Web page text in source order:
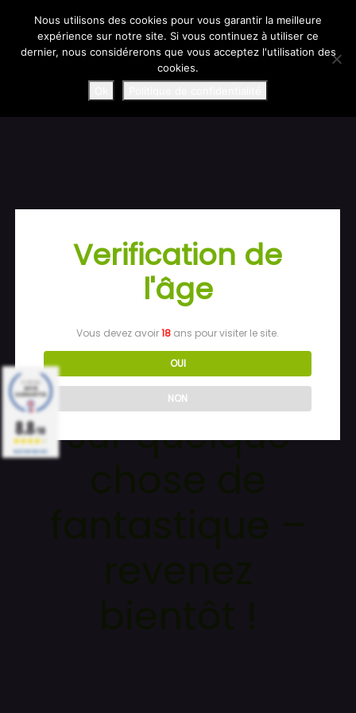
En raison d’un problème de ramasse transporteur, certaines
commandes accusent un retard.
Nous faisons le maximum pour régulariser la situation : toutes les
commandes concernées seront expédiées en express en milieu de
semaine.
Merci de votre compréhension !
Pardon pour le
dérangement !
Nous travaillons
sur quelque
Nous utilisons des cookies pour vous garantir la meilleure
expérience sur notre site. Si vous continuez à utiliser ce
dernier, nous considérerons que vous acceptez l'utilisation des
cookies.
Verification de
l'âge
Vous devez avoir18 ans pour visiter le site.
OUI
NON
8.8/10
BASÉ SUR 1860 AVIS